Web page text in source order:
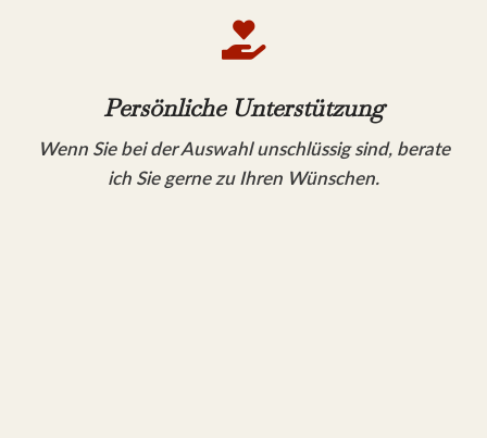

Persönliche Unterstützung
Wenn Sie bei der Auswahl unschlüssig sind, berate
ich Sie gerne zu Ihren Wünschen.